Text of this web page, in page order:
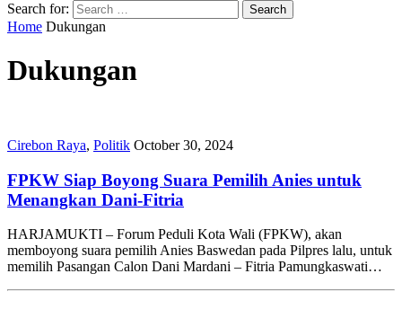
Search for:
Home Dukungan
Dukungan
Cirebon Raya, Politik October 30, 2024
FPKW Siap Boyong Suara Pemilih Anies untuk
Menangkan Dani-Fitria
HARJAMUKTI – Forum Peduli Kota Wali (FPKW), akan
memboyong suara pemilih Anies Baswedan pada Pilpres lalu, untuk
memilih Pasangan Calon Dani Mardani – Fitria Pamungkaswati…